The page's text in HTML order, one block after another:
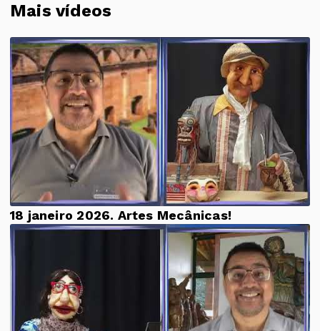
Mais vídeos
18 janeiro 2026. Artes Mecânicas!